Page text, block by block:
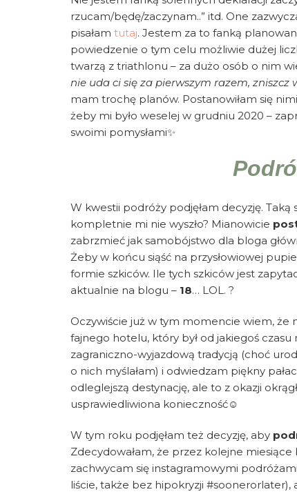
rzucam/będę/zaczynam..” itd. One
pisałam tutaj. Jestem za to fanką
powiedzenie o tym celu możliwie dużej
twarzą z triathlonu – za dużo osób o nim
nie uda ci się za pierwszym razem, zniszcz
mam trochę planów. Postanowiłam się
żeby mi było weselej w grudniu 2020 –
swoimi pomysłami✨
W kwestii podróży podjęłam decyzję. Taką
kompletnie mi nie wyszło? Mianowicie
zabrzmieć jak samobójstwo dla bloga
Żeby w końcu siąść na przysłowiowej
formie szkiców. Ile tych szkiców jest
aktualnie na blogu – 18… LOL. ?
Oczywiście już w tym momencie wiem, że
fajnego hotelu, który był od jakiegoś
zagraniczno-wyjazdową tradycją (choć
o nich myślałam) i odwiedzam piękny
odleglejszą destynację, ale to z okazji
usprawiedliwiona konieczność☺️
W tym roku podjęłam też decyzję, aby
Zdecydowałam, że przez kolejne
zachwycam się instagramowymi
liście, także bez hipokryzji